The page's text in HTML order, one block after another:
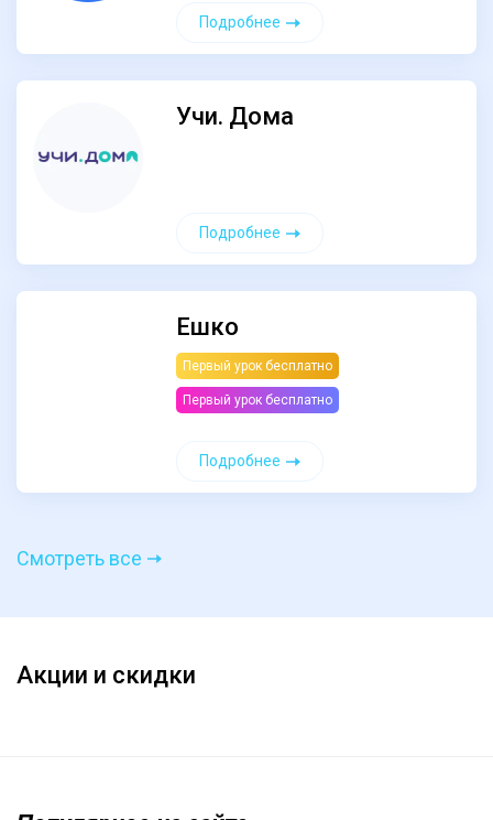
Подробнее
Учи. Дома
Подробнее
Ешко
Первый урок бесплатно
Первый урок бесплатно
Подробнее
Смотреть все
Акции и скидки